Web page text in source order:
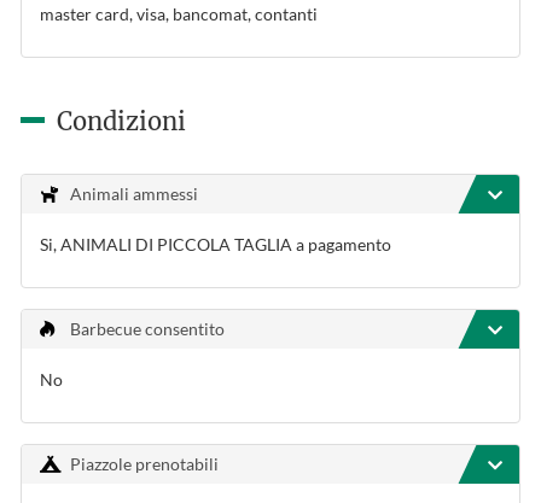
master card, visa, bancomat, contanti
Condizioni
Animali ammessi
Si, ANIMALI DI PICCOLA TAGLIA a pagamento
Barbecue consentito
No
Piazzole prenotabili